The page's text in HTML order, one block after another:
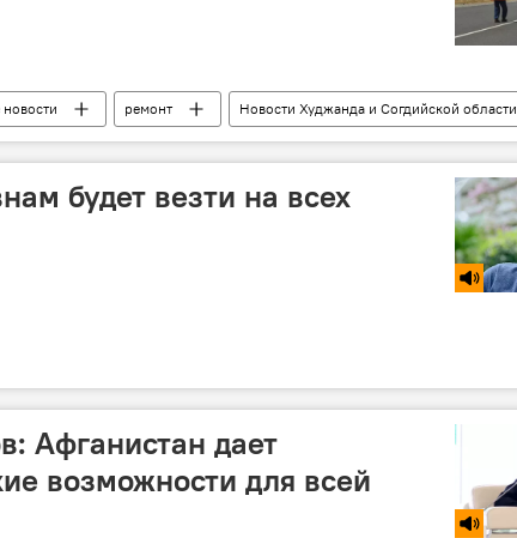
новости ремонт Новости Худжанда и Согдийской области
будет везти на всех
Афганистан дает
возможности для всей